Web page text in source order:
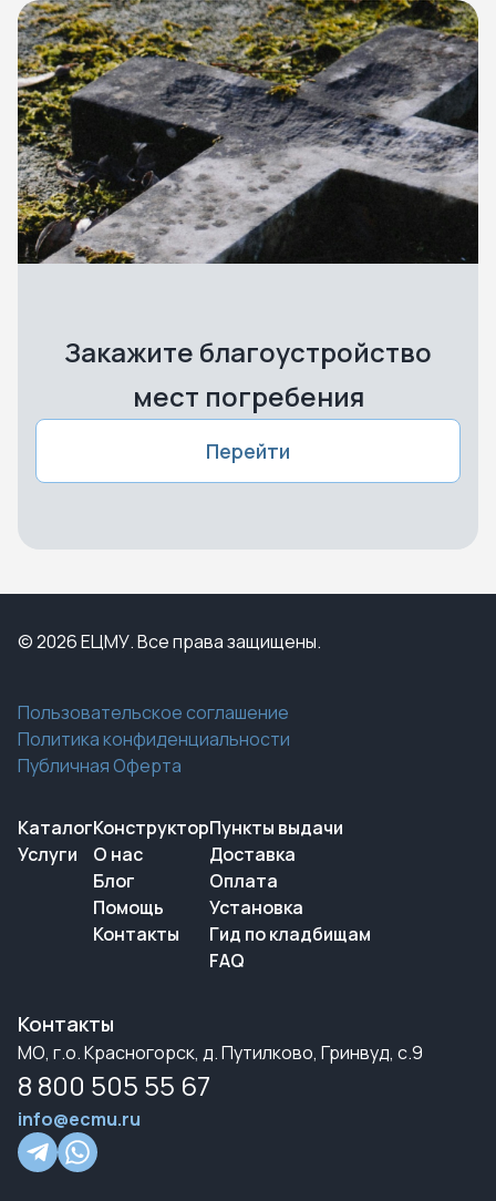
Закажите благоустройство
мест погребения
Перейти
© 2026 ЕЦМУ. Все права защищены.
Пользовательское соглашение
Политика конфиденциальности
Публичная Оферта
Каталог
Услуги
Конструктор
О нас
Блог
Помощь
Контакты
Пункты выдачи
Доставка
Оплата
Установка
Гид по кладбищам
FAQ
Контакты
МО, г.о. Красногорск, д. Путилково, Гринвуд, с.9
8 800 505 55 67
info@ecmu.ru